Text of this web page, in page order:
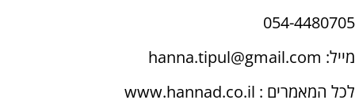
054-4480705
מייל: hanna.tipul@gmail.com
לכל המאמרים : www.hannad.co.il